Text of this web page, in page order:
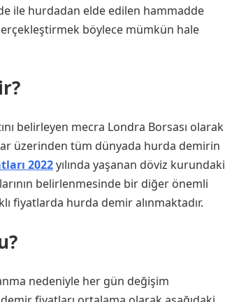
ile hurdadan elde edilen hammadde
böylece mümkün hale
belirleyen mecra Londra Borsası olarak
üzerinden tüm dünyada hurda demirin
2022yılında yaşanan döviz kurundaki
belirlenmesinde bir diğer önemli
fiyatlarda hurda demir alınmaktadır.
nedeniyle her gün değişim